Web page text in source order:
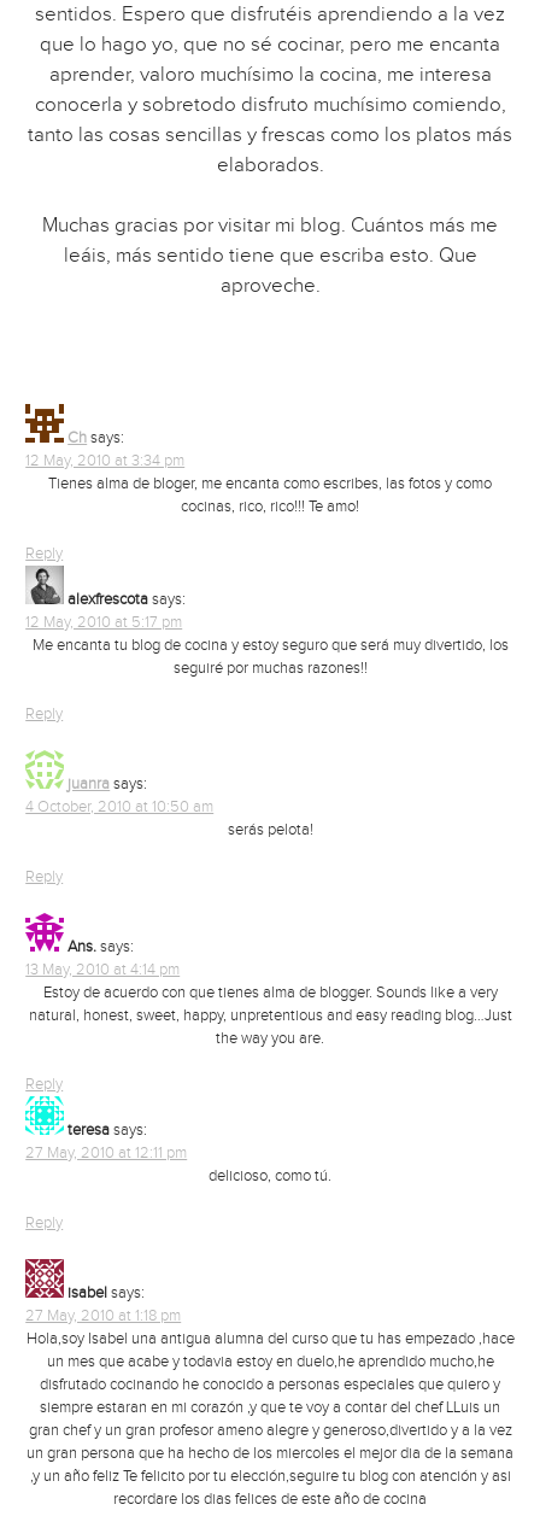
sentidos. Espero que disfrutéis aprendiendo a la vez
que lo hago yo, que no sé cocinar, pero me encanta
aprender, valoro muchísimo la cocina, me interesa
conocerla y sobretodo disfruto muchísimo comiendo,
tanto las cosas sencillas y frescas como los platos más
elaborados.
Muchas gracias por visitar mi blog. Cuántos más me
leáis, más sentido tiene que escriba esto. Que
aproveche.
Ch says:
12 May, 2010 at 3:34 pm
Tienes alma de bloger, me encanta como escribes, las fotos y como
cocinas, rico, rico!!! Te amo!
Reply
alexfrescota says:
12 May, 2010 at 5:17 pm
Me encanta tu blog de cocina y estoy seguro que será muy divertido, los
seguiré por muchas razones!!
Reply
juanra says:
4 October, 2010 at 10:50 am
serás pelota!
Reply
Ans. says:
13 May, 2010 at 4:14 pm
Estoy de acuerdo con que tienes alma de blogger. Sounds like a very
natural, honest, sweet, happy, unpretentious and easy reading blog…Just
the way you are.
Reply
teresa says:
27 May, 2010 at 12:11 pm
delicioso, como tú.
Reply
isabel says:
27 May, 2010 at 1:18 pm
Hola,soy Isabel una antigua alumna del curso que tu has empezado ,hace
un mes que acabe y todavia estoy en duelo,he aprendido mucho,he
disfrutado cocinando he conocido a personas especiales que quiero y
siempre estaran en mi corazón ,y que te voy a contar del chef LLuis un
gran chef y un gran profesor ameno alegre y generoso,divertido y a la vez
un gran persona que ha hecho de los miercoles el mejor dia de la semana
,y un año feliz Te felicito por tu elección,seguire tu blog con atención y asi
recordare los dias felices de este año de cocina